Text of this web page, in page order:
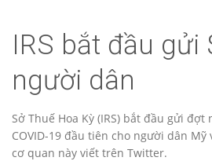
IRS bắt đầu gửi
người dân
Sở Thuế Hoa Kỳ (IRS) bắt đầu gửi
COVID-19 đầu tiên cho người dân
cơ quan này viết trên Twitter.